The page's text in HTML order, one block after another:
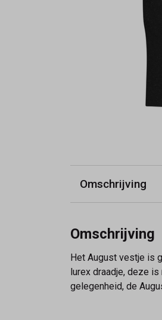
Omschrijving
Omschrijving
Het August vestje is
lurex draadje, deze
gelegenheid, de